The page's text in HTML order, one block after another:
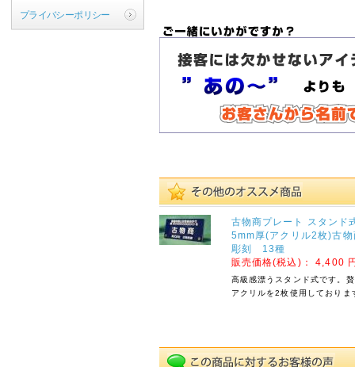
のこととお慶び申し上げま
プライバシーポリシー
古物商プレート スタンド
5mm厚(アクリル2枚)古物
彫刻 13種
販売価格(税込)：
4,400
高級感漂うスタンド式です。
アクリルを2枚使用しておりま